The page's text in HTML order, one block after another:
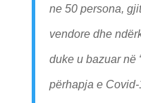
ne 50 persona,
vendore dhe
duke u bazuar në
përhapja e Covid-